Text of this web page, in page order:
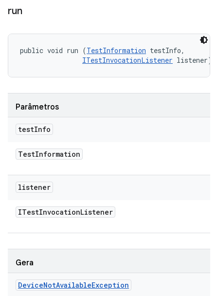
run
public void run (TestInformation testInfo,
ITestInvocationListener listener)
Parâmetros
testInfo
TestInformation
listener
ITestInvocationListener
Gera
DeviceNotAvailableException